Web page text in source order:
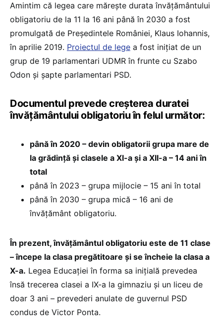
Amintim că legea care mărește durata învățământului
obligatoriu de la 11 la 16 ani până în 2030 a fost
promulgată de Președintele României, Klaus Iohannis,
în aprilie 2019. Proiectul de lege a fost inițiat de un
grup de 19 parlamentari UDMR în frunte cu Szabo
Odon și șapte parlamentari PSD.
Documentul prevede creșterea duratei
învățământului obligatoriu în felul următor:
până în 2020 – devin obligatorii grupa mare de
la grădință și clasele a XI-a și a XII-a – 14 ani în
total
până în 2023 – grupa mijlocie – 15 ani în total
până în 2030 – grupa mică – 16 ani de
învățământ obligatoriu.
În prezent, învățământul obligatoriu este de 11 clase
– începe la clasa pregătitoare și se încheie la clasa a
X-a. Legea Educației în forma sa inițială prevedea
însă trecerea clasei a IX-a la gimnaziu și un liceu de
doar 3 ani – prevederi anulate de guvernul PSD
condus de Victor Ponta.